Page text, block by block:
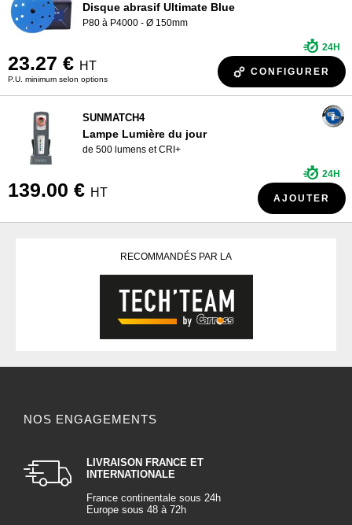
Disque abrasif Ultimate Blue
P80 à P4000 - Ø 150mm
23.27 € HT
P.U. minimum selon options
24H
CONFIGURER
SUNMATCH4
Lampe Lumière du jour
de 500 lumens et CRI+
139.00 € HT
24H
AJOUTER
RECOMMANDÉS PAR LA
NOS ENGAGEMENTS
LIVRAISON FRANCE ET
INTERNATIONALE
France continentale sous 24h
Europe sous 48 à 72h